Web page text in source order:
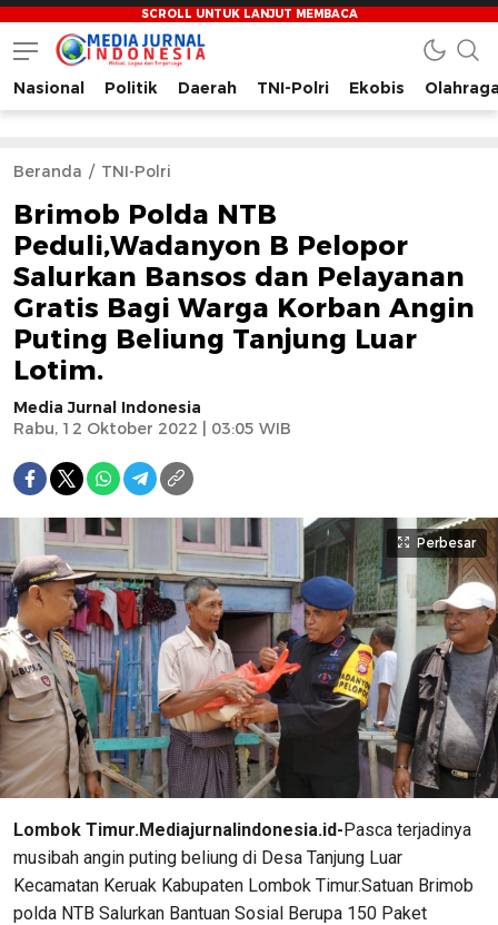
Media Jurnal Indonesia
Bersama Membangun Indonesia
Nasional Politik Daerah TNI-Polri Ekobis
Beranda TNI-Polri
Brimob Polda NTB
Peduli,Wadanyon B Pelopor
Salurkan Bansos dan Pelayanan
Gratis Bagi Warga Korban Angin
Puting Beliung Tanjung Luar
Lotim.
Media Jurnal Indonesia
Rabu, 12 Oktober 2022 | 03:05 WIB
Perbesar
Lombok Timur.Mediajurnalindonesia.id-Pasca terjadinya
musibah angin puting beliung di Desa Tanjung Luar
Kecamatan Keruak Kabupaten Lombok Timur.Satuan Brimob
polda NTB Salurkan Bantuan Sosial Berupa 150 Paket